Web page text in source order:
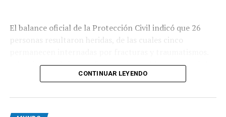
El balance oficial de la Protección Civil indicó que 26
personas resultaron heridas, de las cuales cinco
Además, por daños en distintos inmuebles se evacuó de
forma preventiva a unas 300 personas,
que sufrió el mayor impacto del sismo.
CONTINUAR LEYENDO